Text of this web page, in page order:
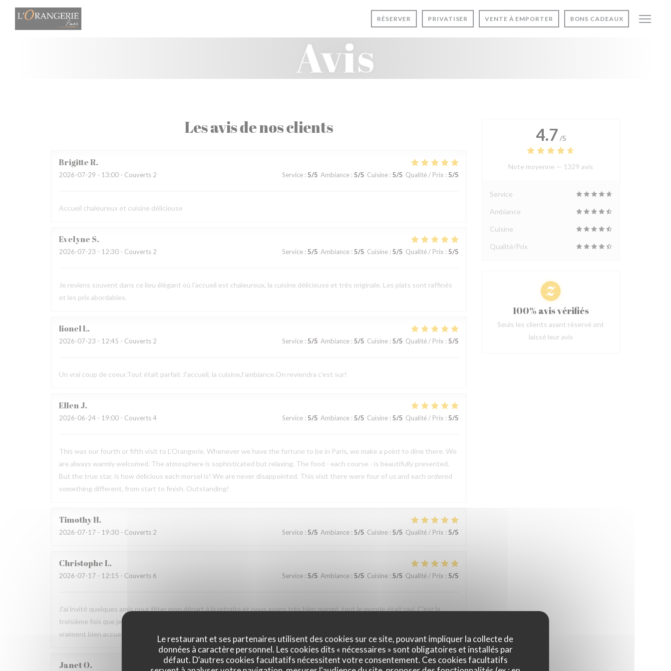
Personnalisation de vos choix en matière de cookies
Le restaurant et ses partenaires utilisent des cookies sur ce site, pouvant impliquer la collecte de
données à caractère personnel. Les cookies dits « nécessaires » sont obligatoires et installés par
défaut. D'autres cookies facultatifs nécessitent votre consentement. Ces cookies facultatifs
RÉSERVER PRIVATISER VENTE À EMPORTER BONS CADEAUX
Avis
Les avis de nos clients
BrigitteR
2026-07-29 - 13:00 - Couverts 2 Service: 5/5 Ambiance: 5/5 Cuisine: 5/5 Qualité / Prix : 5/5
Accueil chaleureux et cuisine délicieuse
Evelyne S
2026-07-23 - 12:30 - Couverts 2 Service: 5/5 Ambiance: 5/5 Cuisine: 5/5 Qualité / Prix : 5/5
Je reviens souvent dans ce lieu élégant où l'accueil est chaleureux, la cuisine délicieuse et très originale. Les plats sont raffinés
et les prix abordables.
lionelL
2026-07-23 - 12:45 - Couverts 2 Service: 5/5 Ambiance: 5/5 Cuisine: 5/5 Qualité / Prix : 5/5
Un vrai coup de coeur.Tout était parfait :l'accueil, la cuisine,l'ambiance.On reviendra c'est sur!
EllenJ
2026-06-24 - 19:00 - Couverts 4 Service: 5/5 Ambiance: 5/5 Cuisine: 5/5 Qualité / Prix : 5/5
This was our fourth or fifth visit to L'Orangerie. Whenever we have the fortune to be in Paris, we make a point to dine there. We
are always warmly welcomed. The atmosphere is sophisticated but relaxing. The food - each course - is beautifully presented.
But the true star, is how delicious each morsel is! We are never disappointed. This visit there were four of us and each ordered
something different, from start to finish. Outstanding!
TimothyH
2026-07-17 - 19:30 - Couverts 2 Service: 5/5 Ambiance: 5/5 Cuisine: 5/5 Qualité / Prix : 5/5
ChristopheL
2026-07-17 - 12:15 - Couverts 6 Service: 5/5 Ambiance: 5/5 Cuisine: 5/5 Qualité / Prix : 5/5
J'ai invité quelques amis pour fêter mon départ à la retraite et nous avons très bien mangé, tout le monde était ravi. C'est la
troisième fois que je déjeune ici et à chaque fois je me suis régalé. De plus, le service est très aimable et chaleureux, on est
vraiment bien accueilli et soignés tout au long du repas. Bref, on passe un très bon moment.
JanetO
4.7 /5
Note moyenne — 1329 avis
Service
Ambiance
Cuisine
Qualité/Prix
100% avis vérifiés
Seuls les clients ayant réservé ont
laissé leur avis